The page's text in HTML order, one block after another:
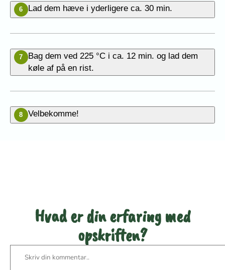
6 Lad dem hæve i yderligere ca. 30 min.
7
Bag dem ved 225 °C i ca. 12 min. og lad dem
køle af på en rist.
8 Velbekomme!
Hvad er din erfaring med
opskriften?